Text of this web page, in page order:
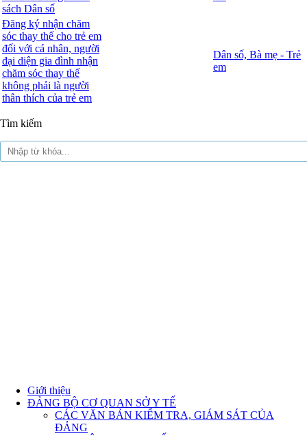
sách Dân số
Đăng ký nhận chăm
sóc thay thế cho trẻ em
đối với cá nhân, người
đại diện gia đình nhận
chăm sóc thay thế
không phải là người
thân thích của trẻ em
Dân số, Bà mẹ - Trẻ
em
Tìm kiếm
Giới thiệu
ĐẢNG BỘ CƠ QUAN SỞ Y TẾ
CÁC VĂN BẢN KIỂM TRA, GIÁM SÁT CỦA
ĐẢNG